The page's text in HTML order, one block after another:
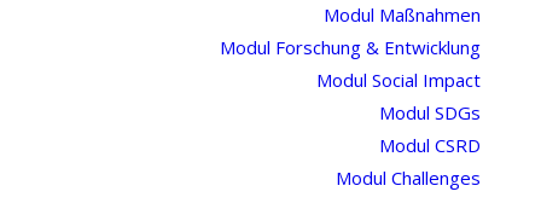
Modul Maßnahmen
Modul Forschung & Entwicklung
Modul Social Impact
Modul SDGs
Modul CSRD
Modul Challenges